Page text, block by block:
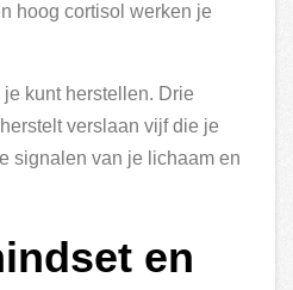
hoog cortisol werken je
kunt herstellen. Drie
verslaan vijf die je
signalen van je lichaam en
en